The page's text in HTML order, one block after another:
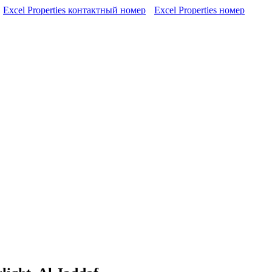
Excel Properties контактный номер
Excel Properties номер